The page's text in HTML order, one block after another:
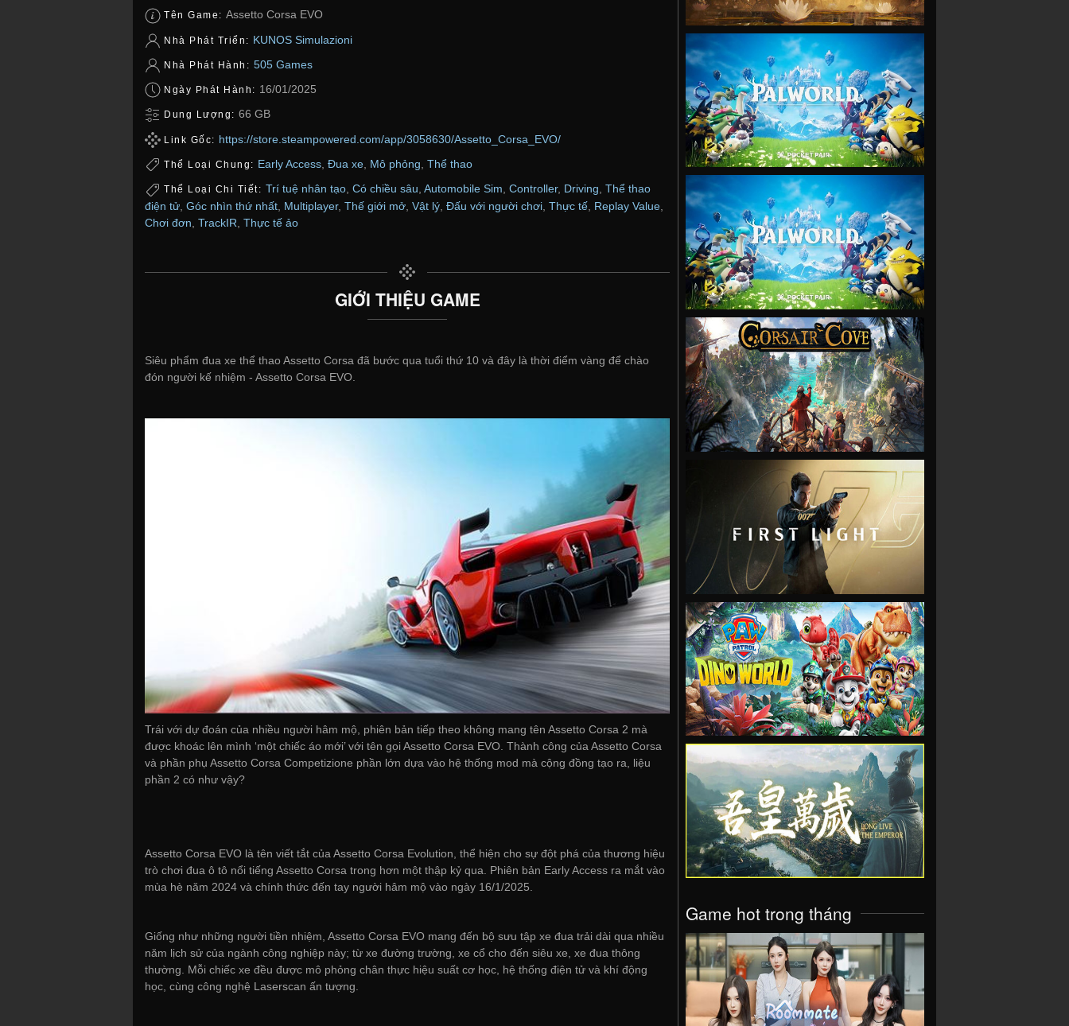
Tên Game: Assetto Corsa EVO
Nhà Phát Triển: KUNOS Simulazioni
Nhà Phát Hành: 505 Games
Ngày Phát Hành: 16/01/2025
Dung Lượng: 66 GB
Link Gốc: https://store.steampowered.com/app/3058630/Assetto_Corsa_EVO/
Thể Loại Chung: Early Access Đua xe Mô phỏng Thể thao
Thể Loại Chi Tiết: Trí tuệ nhân tạo, Có chiều sâu, Automobile Sim, Controller, Driving, Thể thao
điện tử Góc nhìn thứ nhất Multiplayer, Thế giới mở Vật lý Đấu với người chơi Thực tế Replay Value
Chơi đơn TrackIR Thực tế ảo
GIỚI THIỆU GAME
Siêu phẩm đua xe thể thao Assetto Corsa đã bước qua tuổi thứ 10 và đây là thời điểm vàng để chào
đón người kế nhiệm - Assetto Corsa EVO.
Trái với dự đoán của nhiều người hâm mộ, phiên bản tiếp theo không mang tên Assetto Corsa 2 mà
được khoác lên mình ‘một chiếc áo mới’ với tên gọi Assetto Corsa EVO. Thành công của Assetto Corsa
và phần phụ Assetto Corsa Competizione phần lớn dựa vào hệ thống mod mà cộng đồng tạo ra, liệu
phần 2 có như vậy?
Assetto Corsa EVO là tên viết tắt của Assetto Corsa Evolution, thể hiện cho sự đột phá của thương hiệu
trò chơi đua ô tô nổi tiếng Assetto Corsa trong hơn một thập kỷ qua. Phiên bản Early Access ra mắt vào
mùa hè năm 2024 và chính thức đến tay người hâm mộ vào ngày 16/1/2025.
Giống như những người tiền nhiệm, Assetto Corsa EVO mang đến bộ sưu tập xe đua trải dài qua nhiều
năm lịch sử của ngành công nghiệp này; từ xe đường trường, xe cổ cho đến siêu xe, xe đua thông
thường. Mỗi chiếc xe đều được mô phỏng chân thực hiệu suất cơ học, hệ thống điện tử và khí động
học, cùng công nghệ Laserscan ấn tượng.
VIEW
VIEW
VIEW
VIEW
VIEW
VIEW
Game hot trong tháng
VIEW